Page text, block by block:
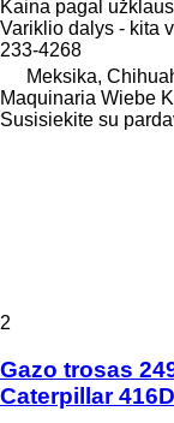
Kaina pagal
Variklio dalys - kita
233-4268
Meksika,
Maquinaria Wiebe
Susisiekite su
2
Gazo trosas
Caterpillar